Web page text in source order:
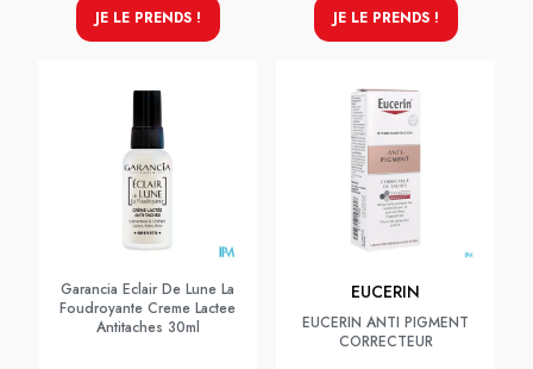
JE LE PRENDS ! JE LE PRENDS !
Garancia Eclair De Lune La
Foudroyante Creme Lactee
Antitaches 30ml
EUCERIN
EUCERIN ANTI PIGMENT
CORRECTEUR